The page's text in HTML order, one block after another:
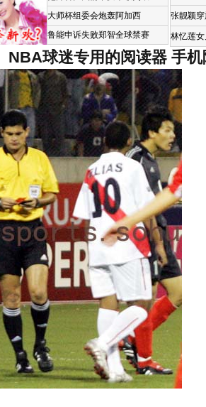
大师杯组委会炮轰阿加西
鲁能申诉失败郑智全球禁赛
张靓颖
林忆莲
NBA球迷专用的阅读器 手